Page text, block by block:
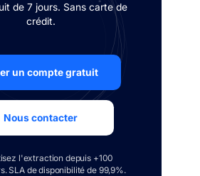
de 7 jours. Sans carte de
crédit.
un compte gratuit
Nous contacter
l'extraction depuis +100
SLA de disponibilité de 99,9%.